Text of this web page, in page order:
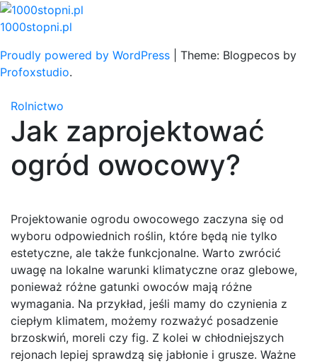
Skip
to
1000stopni.pl
Proudly powered by WordPress
Theme: Blogpecos by
Profoxstudio.
Rolnictwo
Jak zaprojektować
ogród owocowy?
Projektowanie ogrodu owocowego zaczyna się od
wyboru odpowiednich roślin, które będą nie tylko
estetyczne, ale także funkcjonalne. Warto zwrócić
uwagę na lokalne warunki klimatyczne oraz glebowe,
ponieważ różne gatunki owoców mają różne
wymagania. Na przykład, jeśli mamy do czynienia z
ciepłym klimatem, możemy rozważyć posadzenie
brzoskwiń, moreli czy fig. Z kolei w chłodniejszych
rejonach lepiej sprawdzą się jabłonie i grusze. Ważne